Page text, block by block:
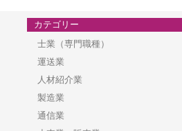
カテゴリー
士業（専門職種）
運送業
人材紹介業
製造業
通信業